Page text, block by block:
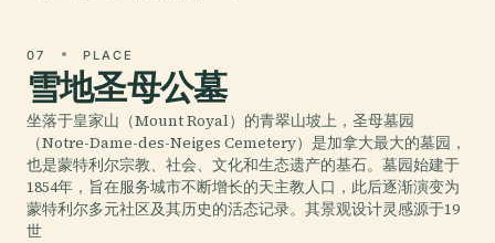
07 PLACE
雪地圣母公墓
坐落于皇家山（Mount Royal）的青翠山坡上，圣母墓园
（Notre-Dame-des-Neiges Cemetery）是加拿大最大的墓园，
也是蒙特利尔宗教、社会、文化和生态遗产的基石。墓园始建于
1854年，旨在服务城市不断增长的天主教人口，此后逐渐演变为
蒙特利尔多元社区及其历史的活态记录。其景观设计灵感源于19
世